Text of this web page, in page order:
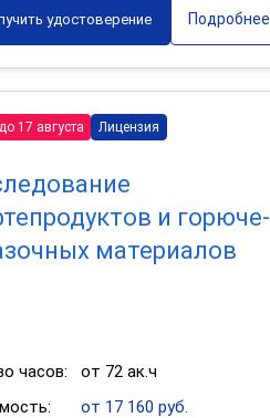
удостоверение Подробнее
17 августа Лицензия
и горюче-
материалов
часов:
от 72 ак.ч
от 17 160 руб.